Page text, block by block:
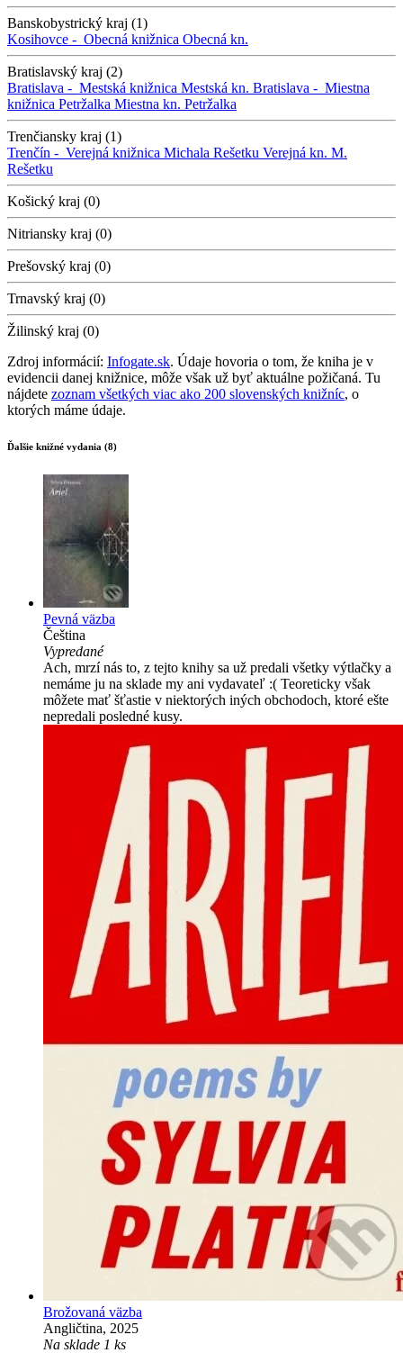
Banskobystrický kraj (1)
Kosihovce - Obecná knižnica Obecná kn.
Bratislavský kraj (2)
Bratislava - Mestská knižnica Mestská kn. Bratislava - Miestna
knižnica Petržalka Miestna kn. Petržalka
Trenčiansky kraj (1)
Trenčín - Verejná knižnica Michala Rešetku Verejná kn. M.
Rešetku
Košický kraj (0)
Nitriansky kraj (0)
Prešovský kraj (0)
Trnavský kraj (0)
Žilinský kraj (0)
Zdroj informácií: Infogate.sk. Údaje hovoria o tom, že kniha je v
evidencii danej knižnice, môže však už byť aktuálne požičaná. Tu
nájdete zoznam všetkých viac ako 200 slovenských knižníc, o
ktorých máme údaje.
Ďalšie knižné vydania (8)
Pevná väzba
Čeština
Vypredané
Ach, mrzí nás to, z tejto knihy sa už predali všetky výtlačky a
nemáme ju na sklade my ani vydavateľ :( Teoreticky však
môžete mať šťastie v niektorých iných obchodoch, ktoré ešte
nepredali posledné kusy.
Brožovaná väzba
Angličtina, 2025
Na sklade 1 ks